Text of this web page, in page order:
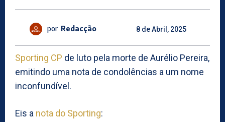
por Redacção 8 de Abril, 2025
Sporting CP de luto pela morte de Aurélio Pereira,
emitindo uma nota de condolências a um nome
inconfundível.
Eis a nota do Sporting: